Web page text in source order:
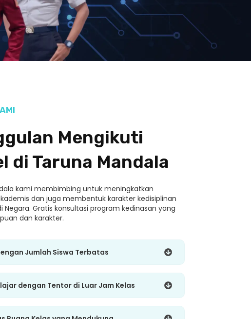
Mengikuti
di Taruna Mandala
kami membimbing untuk meningkatkan
dan juga membentuk karakter kedisiplinan
Negara. Gratis konsultasi program kedinasan yang
dan karakter.
Jumlah Siswa Terbatas
dengan Tentor di Luar Jam Kelas